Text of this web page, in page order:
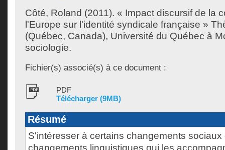
Côté, Roland (2011). « Impact discursif de la
l'Europe sur l'identité syndicale française »
(Québec, Canada), Université du Québec à
sociologie.
Fichier(s) associé(s) à ce document :
PDF
Télécharger (9MB)
Résumé
S'intéresser à certains changements sociaux
changements linguistiques qui les